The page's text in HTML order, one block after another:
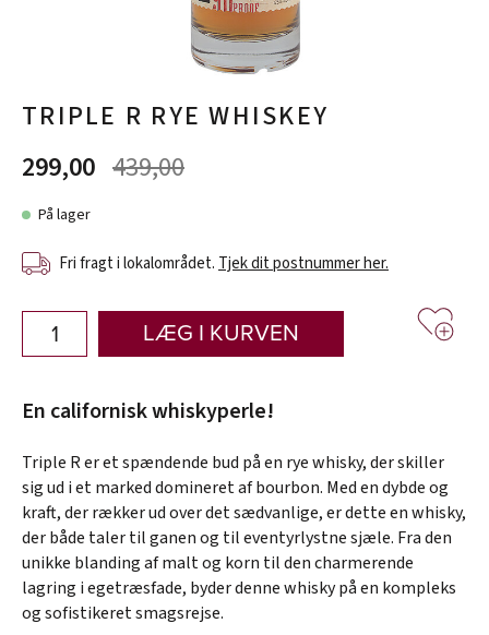
TRIPLE R RYE WHISKEY
439,00
299,00
På lager
Fri fragt i lokalområdet. Tjek dit postnummer her.
LÆG I KURVEN
En californisk whiskyperle!
Triple R er et spændende bud på en rye whisky, der skiller
sig ud i et marked domineret af bourbon. Med en dybde og
kraft, der rækker ud over det sædvanlige, er dette en whisky,
der både taler til ganen og til eventyrlystne sjæle. Fra den
unikke blanding af malt og korn til den charmerende
lagring i egetræsfade, byder denne whisky på en kompleks
og sofistikeret smagsrejse.